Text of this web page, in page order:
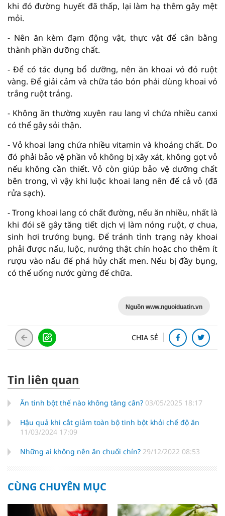
khi đó đường huyết đã thấp, lại làm hạ thêm gây mệt
mỏi.
- Nên ăn kèm đạm động vật, thực vật để cân bằng
thành phần dưỡng chất.
- Để có tác dụng bổ dưỡng, nên ăn khoai vỏ đỏ ruột
vàng. Để giải cảm và chữa táo bón phải dùng khoai vỏ
trắng ruột trắng.
- Không ăn thường xuyên rau lang vì chứa nhiều canxi
có thể gây sỏi thận.
- Vỏ khoai lang chứa nhiều vitamin và khoáng chất. Do
đó phải bảo vệ phần vỏ không bị xây xát, không gọt vỏ
nếu không cần thiết. Vỏ còn giúp bảo vệ dưỡng chất
bên trong, vì vậy khi luộc khoai lang nên để cả vỏ (đã
rửa sạch).
- Trong khoai lang có chất đường, nếu ăn nhiều, nhất là
khi đói sẽ gây tăng tiết dịch vị làm nóng ruột, ợ chua,
sinh hơi trướng bụng. Để tránh tình trạng này khoai
phải được nấu, luộc, nướng thật chín hoặc cho thêm ít
rượu vào nấu để phá hủy chất men. Nếu bị đầy bụng,
có thể uống nước gừng để chữa.
Nguồn www.nguoiduatin.vn
CHIA SẺ
Tin liên quan
Ăn tinh bột thế nào không tăng cân? 03/05/2025 18:17
Hậu quả khi cắt giảm toàn bộ tinh bột khỏi chế độ ăn
11/03/2024 17:09
Những ai không nên ăn chuối chín? 29/12/2022 08:53
CÙNG CHUYÊN MỤC